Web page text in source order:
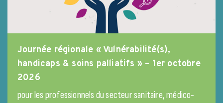
Journée régionale « Vulnérabilité(s),
handicaps & soins palliatifs » – 1er octobre
2026
pour les professionnels du secteur sanitaire, médico-